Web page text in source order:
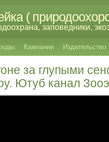
(
заповедники,
Кампании Издательство
за глупыми
Ютуб канал